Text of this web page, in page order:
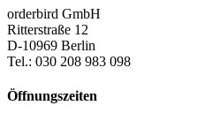
orderbird GmbH
Ritterstraße 12
D-10969 Berlin
Tel.: 030 208 983 098
Öffnungszeiten